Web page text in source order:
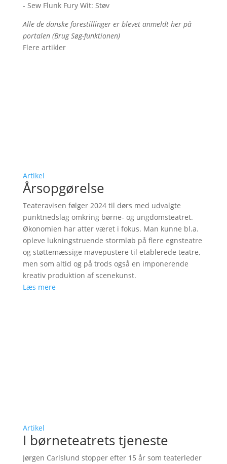
- Sew Flunk Fury Wit: Støv
Alle de danske forestillinger er blevet anmeldt her på
portalen (Brug Søg-funktionen)
Flere artikler
Artikel
Årsopgørelse
Teateravisen følger 2024 til dørs med udvalgte
punktnedslag omkring børne- og ungdomsteatret.
Økonomien har atter været i fokus. Man kunne bl.a.
opleve lukningstruende stormløb på flere egnsteatre
og støttemæssige mavepustere til etablerede teatre,
men som altid og på trods også en imponerende
kreativ produktion af scenekunst.
Læs mere
Artikel
I børneteatrets tjeneste
Jørgen Carlslund stopper efter 15 år som teaterleder